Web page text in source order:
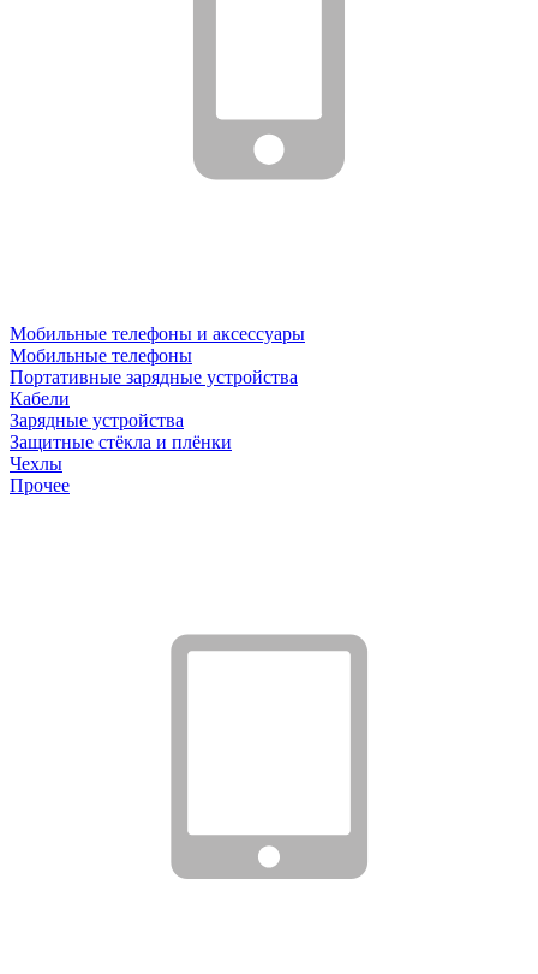
Мобильные телефоны и аксессуары
Мобильные телефоны
Портативные зарядные устройства
Кабели
Зарядные устройства
Защитные стёкла и плёнки
Чехлы
Прочее